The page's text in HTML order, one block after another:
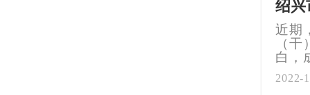
绍兴
近期
（
白，
2022-